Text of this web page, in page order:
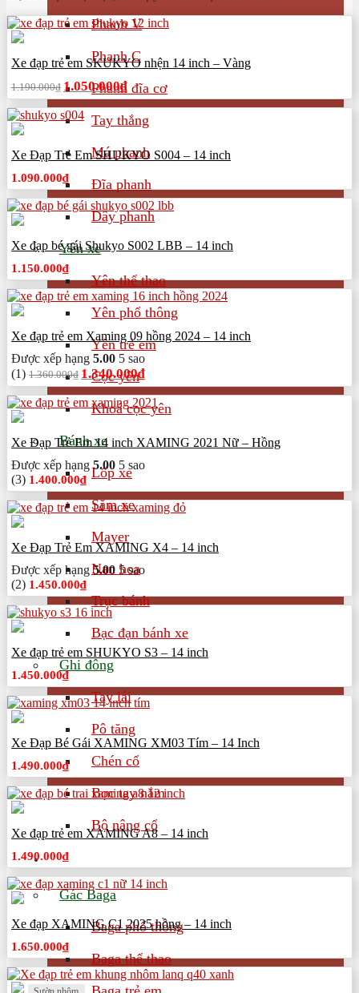
Phanh V
Phanh C
Phanh đĩa cơ
Tay thắng
Má phanh
Đĩa phanh
Dây phanh
Yên xe
Yên thể thao
Yên phổ thông
Yên trẻ em
Cọc yên
Khoá cọc yên
Bánh xe
Lốp xe
Săm xe
Mayer
Nan hoa
Trục bánh
Bạc đạn bánh xe
Ghi đông
Tay lái
Pô tăng
Chén cổ
Bọc tay nắm
Bộ nâng cổ
Phụ kiện xe đạp
Gác Baga
Baga phổ thông
Baga thể thao
Xe đạp trẻ em SKUKYO nhện 14 inch – Vàng
1.190.000₫ Giá
gốc
là:
1.190.000₫.
1.050.000₫Giá
hiện
tại
là:
Xe Đạp Trẻ Em SHUKYO S004 – 14 inch
1.090.000₫
Xe đạp bé gái Shukyo S002 LBB – 14 inch
1.150.000₫
Xe đạp trẻ em Xaming 09 hồng 2024 – 14 inch
Được xếp hạng 5.00 5 sao
(1) 1.360.000₫ Giá
gốc
là:
1.360.000₫.
1.340.000₫Giá
hiện
tại
là:
Xe Đạp Trẻ Em 14 inch XAMING 2021 Nữ – Hồng
Được xếp hạng5.00 5 sao
(3) 1.400.000₫
Xe Đạp Trẻ Em XAMING X4 – 14 inch
Được xếp hạng5.00 5 sao
(2) 1.450.000₫
Xe đạp trẻ em SHUKYO S3 – 14 inch
1.450.000₫
Xe Đạp Bé Gái XAMING XM03 Tím – 14 Inch
1.490.000₫
Xe đạp trẻ em XAMING A8 – 14 inch
1.490.000₫
Xe đạp XAMING C1 2025 hồng – 14 inch
1.650.000₫